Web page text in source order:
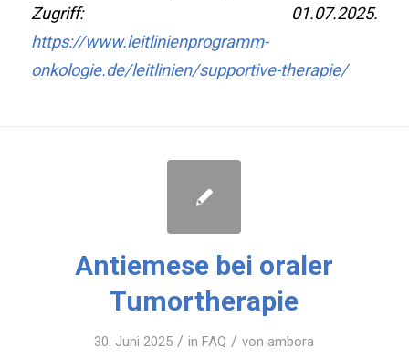
Zugriff: 01.07.2025.
https://www.leitlinienprogramm-
onkologie.de/leitlinien/supportive-therapie/
Antiemese bei oraler
Tumortherapie
30. Juni 2025 / inFAQ / von ambora